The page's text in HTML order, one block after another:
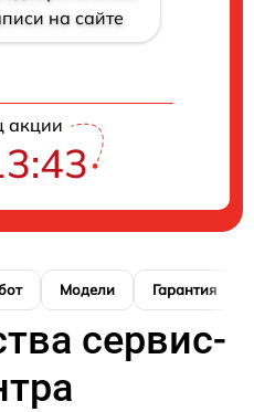
на сайте
акции
Модели Гарантия
сервис-